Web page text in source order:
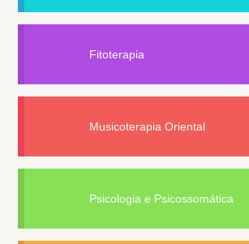
Fitoterapia
Musicoterapia Oriental
Psicologia e Psicossomática